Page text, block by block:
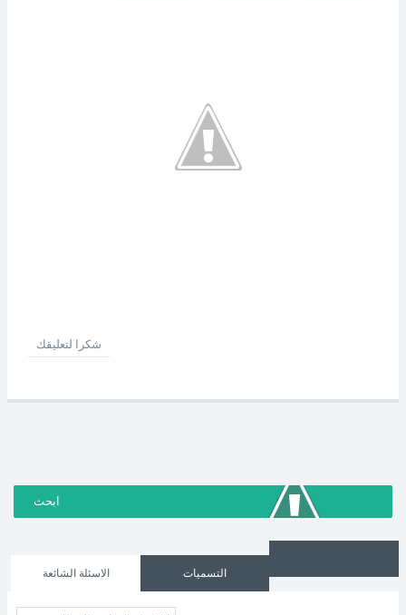
شكرا لتعليقك
الاسئلة الشائعة التسميات